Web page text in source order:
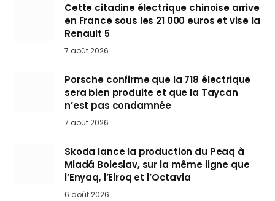
Cette citadine électrique chinoise arrive
en France sous les 21 000 euros et vise la
Renault 5
7 août 2026
Porsche confirme que la 718 électrique
sera bien produite et que la Taycan
n’est pas condamnée
7 août 2026
Skoda lance la production du Peaq à
Mladá Boleslav, sur la même ligne que
l’Enyaq, l’Elroq et l’Octavia
6 août 2026